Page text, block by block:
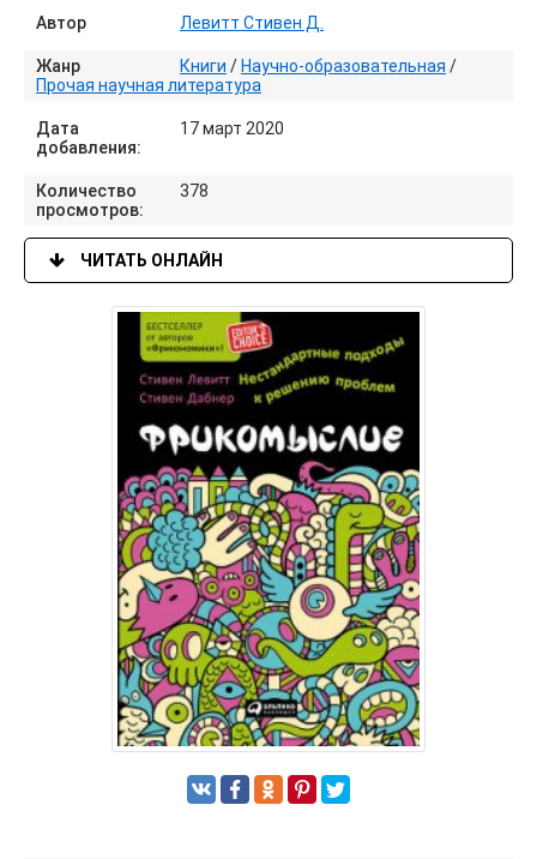
Автор Левитт Стивен Д.
Жанр Книги / Научно-образовательная /
Прочая научная литература
Дата
добавления:
17 март 2020
Количество
просмотров:
378
ЧИТАТЬ ОНЛАЙН